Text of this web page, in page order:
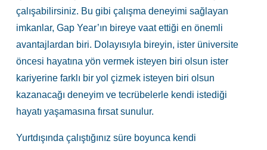
çalışabilirsiniz. Bu gibi çalışma deneyimi sağlayan
imkanlar, Gap Year’ın bireye vaat ettiği en önemli
avantajlardan biri. Dolayısıyla bireyin, ister üniversite
öncesi hayatına yön vermek isteyen biri olsun ister
kariyerine farklı bir yol çizmek isteyen biri olsun
kazanacağı deneyim ve tecrübelerle kendi istediği
hayatı yaşamasına fırsat sunulur.
Yurtdışında çalıştığınız süre boyunca kendi